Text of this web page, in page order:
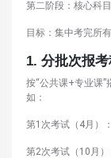
第二阶段：核心科
目标：集中考完所
1. 分批次报考
按“公共课+专业课
如：
第1次考试（4月）
第2次考试（10月